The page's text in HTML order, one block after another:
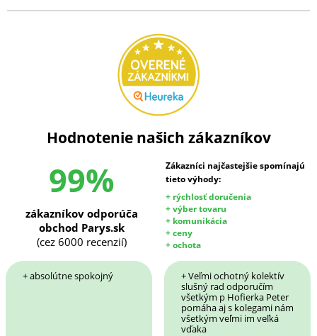
Hodnotenie našich zákazníkov
99%
Zákazníci najčastejšie spomínajú
tieto výhody:
+ rýchlosť doručenia
+ výber tovaru
+ komunikácia
+ ceny
+ ochota
zákazníkov odporúča
obchod Parys.sk
(cez 6000 recenzií)
+ absolútne spokojný
+ Veľmi ochotný kolektív
slušný rad odporučím
všetkým p Hofierka Peter
pomáha aj s kolegami nám
všetkým veľmi im veľká
vďaka